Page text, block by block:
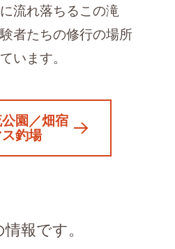
流れ落ちるこの滝
者たちの修行の場所
います。
園／畑宿
釣場
報です。